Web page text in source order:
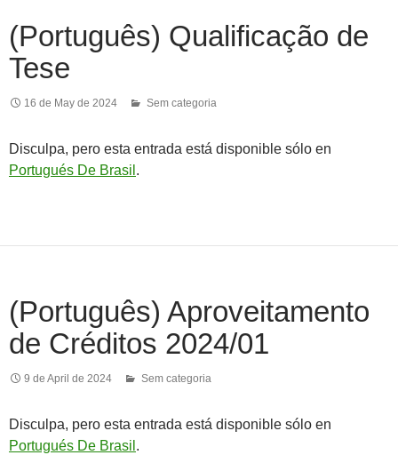
(Português) Qualificação de
Tese
16 de May de 2024 Sem categoria
Disculpa, pero esta entrada está disponible sólo en
Portugués De Brasil .
(Português) Aproveitamento
de Créditos 2024/01
9 de April de 2024 Sem categoria
Disculpa, pero esta entrada está disponible sólo en
Portugués De Brasil .